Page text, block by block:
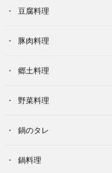
豆腐料理
豚肉料理
郷土料理
野菜料理
鍋のタレ
鍋料理